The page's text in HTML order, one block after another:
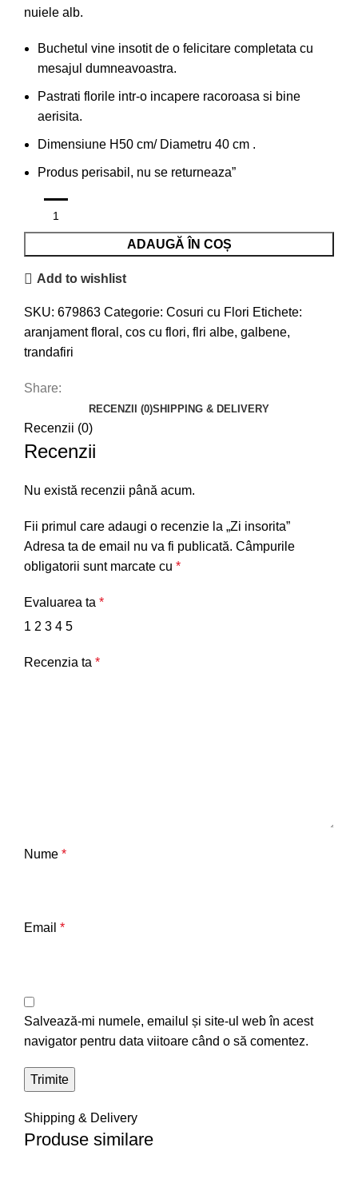
nuiele alb.
Buchetul vine insotit de o felicitare completata cu
mesajul dumneavoastra.
Pastrati florile intr-o incapere racoroasa si bine
aerisita.
Dimensiune H50 cm/ Diametru 40 cm .
Produs perisabil, nu se returneaza”
ADAUGĂ ÎN COȘ
Add to wishlist
SKU: 679863 Categorie: Cosuri cu Flori Etichete:
aranjament floral , cos cu flori, flri albe, galbene,
trandafiri
Share:
RECENZII (0)SHIPPING & DELIVERY
Recenzii (0)
Recenzii
Nu există recenzii până acum.
Fii primul care adaugi o recenzie la „Zi insorita”
Adresa ta de email nu va fi publicată. Câmpurile
obligatorii sunt marcate cu *
Evaluarea ta *
1 2 3 4 5
Recenzia ta *
Nume *
Email *
Salvează-mi numele, emailul și site-ul web în acest
navigator pentru data viitoare când o să comentez.
Shipping & Delivery
Produse similare